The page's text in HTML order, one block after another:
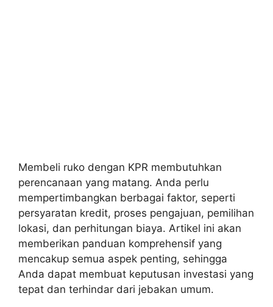
Membeli ruko dengan KPR membutuhkan
perencanaan yang matang. Anda perlu
mempertimbangkan berbagai faktor, seperti
persyaratan kredit, proses pengajuan, pemilihan
lokasi, dan perhitungan biaya. Artikel ini akan
memberikan panduan komprehensif yang
mencakup semua aspek penting, sehingga
Anda dapat membuat keputusan investasi yang
tepat dan terhindar dari jebakan umum.